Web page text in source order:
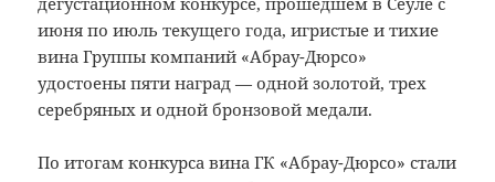
июня по июль текущего года, игристые и тихие
вина Группы компаний «Абрау-Дюрсо»
удостоены пяти наград — одной золотой, трех
серебряных и одной бронзовой медали.
По итогам конкурса вина ГК «Абрау-Дюрсо» стали